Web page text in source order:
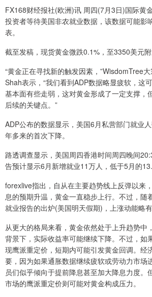
FX168财经报社(欧洲)讯 周四(7月3日)国际黄
投资者等待美国非农就业数据，该数据可能影
表。
截至发稿，现货黄金微跌0.1%，至3350美元附
“黄金正在寻找新的触发因素，”WisdomTree
Shah表示，“我们看到ADP数据略显疲软，这
基本面有些走弱，这对黄金形成了一定支撑，
后续的关键点。”
ADP公布的数据显示，美国6月私营部门就业
年多来的首次下降。
路透调查显示，美国周四香港时间周四晚间
告预计显示6月新增就业11万人，低于5月的
forexlive指出，自从在主要趋势线上反弹以来
息的预期升温，黄金一直稳步上行。不过，随
就业报告的出炉(美国明天假期)，上涨动能略有
从更大的格局来看，黄金依然处于上升趋势中
背景下，实际收益率可能继续下降。不过，如
现鹰派重定价，短期内可能引发黄金回调。经
要，因为如果通胀数据继续疲软或劳动力市场
员们似乎倾向于提前降息甚至加大降息力度。
市场的鹰派重定价则可能对黄金构成压力。